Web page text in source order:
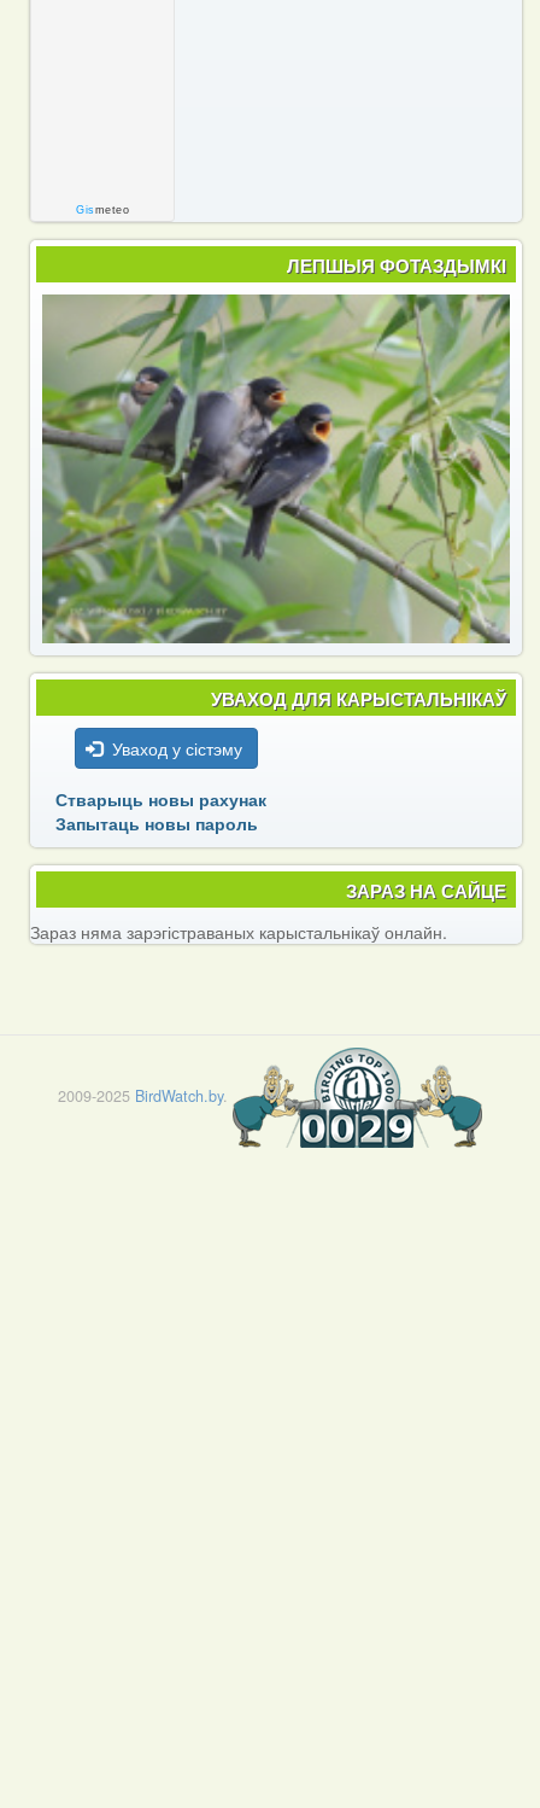
Gismeteo
ЛЕПШЫЯ ФОТАЗДЫМКІ
УВАХОД ДЛЯ КАРЫСТАЛЬНІКАЎ
Уваход у сістэму
Стварыць новы рахунак
Запытаць новы пароль
ЗАРАЗ НА САЙЦЕ
Зараз няма зарэгістраваных карыстальнікаў онлайн.
2009-2025 BirdWatch.by.